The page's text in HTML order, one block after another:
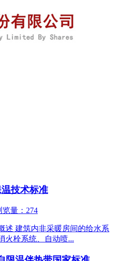
技术标准
量：274
述 建筑内非采暖房间的给水系
火栓系统、自动喷...